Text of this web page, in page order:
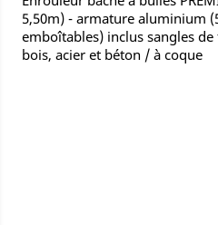
5,50m) - armature aluminium
emboîtables) inclus sangles
bois, acier et béton / à coque